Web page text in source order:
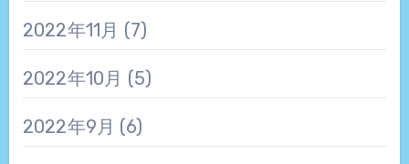
2022年11月 (7)
2022年10月 (5)
2022年9月 (6)